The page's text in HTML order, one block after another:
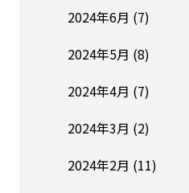
2024年6月 (7)
2024年5月 (8)
2024年4月 (7)
2024年3月 (2)
2024年2月 (11)